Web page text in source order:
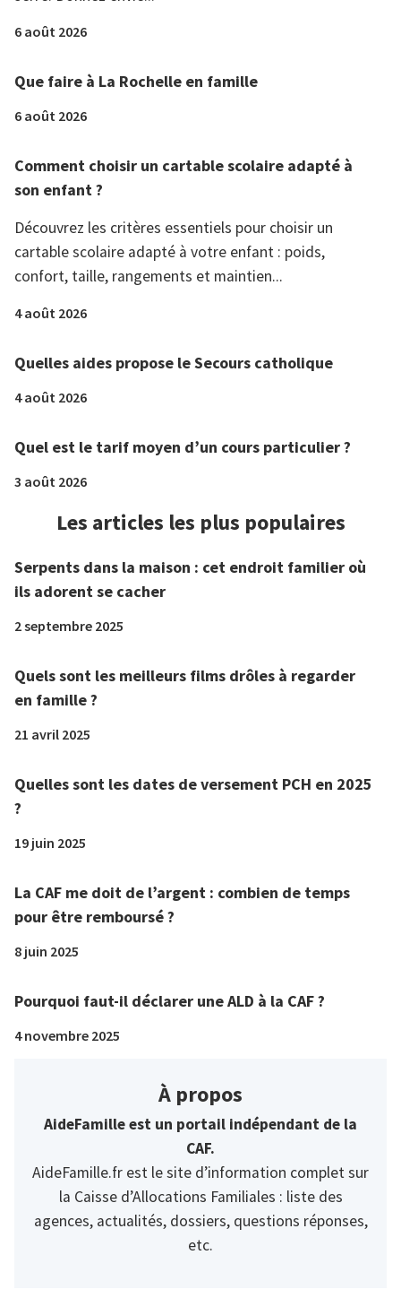
6 août 2026
Que faire à La Rochelle en famille
6 août 2026
Comment choisir un cartable scolaire adapté à
son enfant ?
Découvrez les critères essentiels pour choisir un
cartable scolaire adapté à votre enfant : poids,
confort, taille, rangements et maintien...
4 août 2026
Quelles aides propose le Secours catholique
4 août 2026
Quel est le tarif moyen d’un cours particulier ?
3 août 2026
Les articles les plus populaires
Serpents dans la maison : cet endroit familier où
ils adorent se cacher
2 septembre 2025
Quels sont les meilleurs films drôles à regarder
en famille ?
21 avril 2025
Quelles sont les dates de versement PCH en 2025
?
19 juin 2025
La CAF me doit de l’argent : combien de temps
pour être remboursé ?
8 juin 2025
Pourquoi faut-il déclarer une ALD à la CAF ?
4 novembre 2025
À propos
AideFamille est un portail indépendant de la
CAF.
AideFamille.fr est le site d’information complet sur
la Caisse d’Allocations Familiales : liste des
agences, actualités, dossiers, questions réponses,
etc.